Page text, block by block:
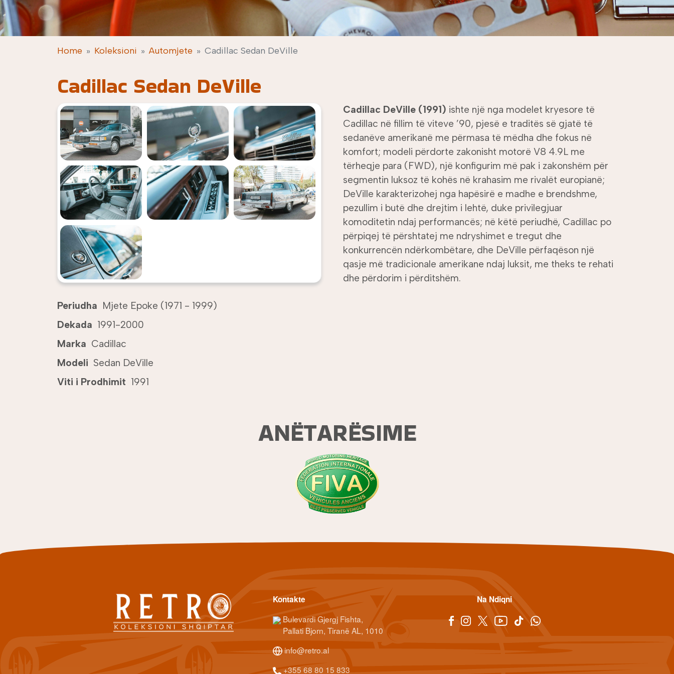
Home Koleksioni Automjete Cadillac Sedan DeVille
Cadillac Sedan DeVille
Periudha Mjete Epoke (1971 - 1999)
Dekada 1991-2000
Marka Cadillac
Modeli Sedan DeVille
Viti i Prodhimit 1991
Cadillac DeVille (1991) ishte një nga modelet kryesore të
Cadillac në fillim të viteve ’90, pjesë e traditës së gjatë të
sedanëve amerikanë me përmasa të mëdha dhe fokus në
komfort; modeli përdorte zakonisht motorë V8 4.9L me
tërheqje para (FWD), një konfigurim më pak i zakonshëm për
segmentin luksoz të kohës në krahasim me rivalët europianë;
DeVille karakterizohej nga hapësirë e madhe e brendshme,
pezullim i butë dhe drejtim i lehtë, duke privilegjuar
komoditetin ndaj performancës; në këtë periudhë, Cadillac po
përpiqej të përshtatej me ndryshimet e tregut dhe
konkurrencën ndërkombëtare, dhe DeVille përfaqëson një
qasje më tradicionale amerikane ndaj luksit, me theks te rehati
dhe përdorim i përditshëm.
ANËTARËSIME
Kontakte
Bulevardi Gjergj Fishta,
Pallati Bjorn, Tiranë AL, 1010
info@retro.al
+355 68 80 15 833
Na Ndiqni